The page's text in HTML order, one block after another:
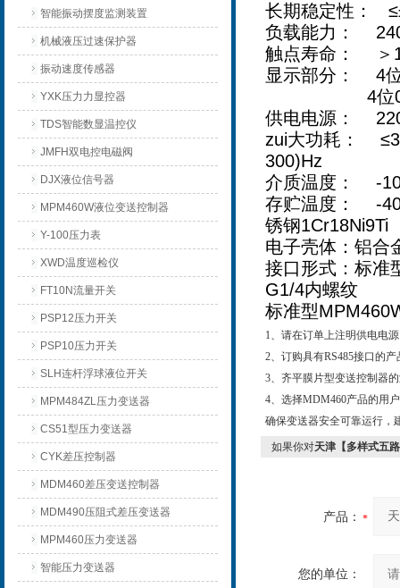
智能振动摆度监测装置
机械液压过速保护器
振动速度传感器
YXK压力力显控器
TDS智能数显温控仪
JMFH双电控电磁阀
DJX液位信号器
MPM460W液位变送控制器
Y-100压力表
XWD温度巡检仪
FT10N流量开关
PSP12压力开关
PSP10压力开关
SLH连杆浮球液位开关
MPM484ZL压力变送器
CS51型压力变送器
CYK差压控制器
MDM460差压变送控制器
MDM490压阻式差压变送器
MPM460压力变送器
智能压力变送器
长期稳定性：
负载能力：
触点寿命： ＞
显示部分： 4位
4位0.36英
供电电源：
zui大功耗：
300)Hz
介质温度：
存贮温度：
锈钢
电子壳体：铝
接口形式：标准
G1/4内螺纹
标准型
1、请在订单上注明供电电
2、订购具有RS485接口的
3、齐平膜片型变送控制器
4、选择MDM460产品的用
确保变送器安全可靠运行，
如果你对天津【多样式五
产品：
您的单位：